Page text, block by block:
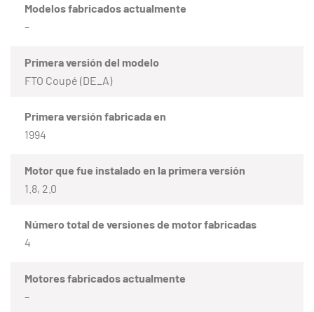
Modelos fabricados actualmente
–
Primera versión del modelo
FTO Coupé (DE_A)
Primera versión fabricada en
1994
Motor que fue instalado en la primera versión
1.8, 2.0
Número total de versiones de motor fabricadas
4
Motores fabricados actualmente
–